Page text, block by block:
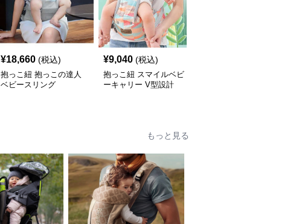
¥18,660 (税込)
抱っこ紐 抱っこの達人
ベビースリング
¥9,040 (税込)
抱っこ紐 スマイルベビ
ーキャリー V型設計
もっと見る